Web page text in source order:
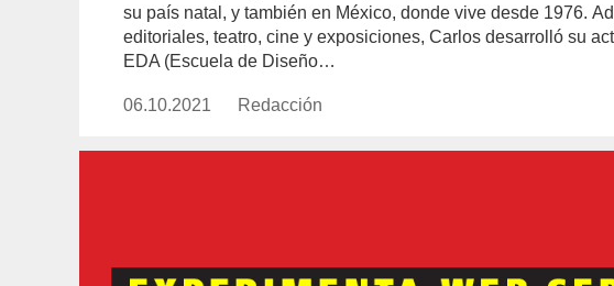
su país natal, y también en México, donde vive desde 1976.
editoriales, teatro, cine y exposiciones, Carlos desarrolló su
EDA (Escuela de Diseño…
Publicado
06.10.2021 https://www.experimenta.es/author/redaccion/
Redacción